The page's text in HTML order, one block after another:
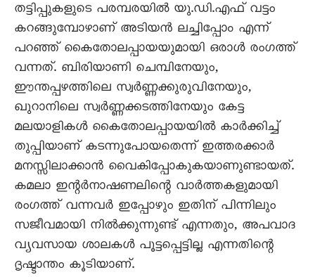
തട്ടിപ്പുകളുടെ പരമ്പരയില്‍ യു.ഡി.എഫ് വട്ടം
കറങ്ങുമ്പോഴാണ് അടിയന്‍ ലച്ചിപ്പോം എന്ന്
പറഞ്ഞ് കൈതോലപ്പായയുമായി ഒരാള്‍ രംഗത്ത്
വന്നത്. ബിരിയാണി ചെമ്പിനേയും,
ഈന്തപ്പഴത്തിലെ സ്വര്‍ണ്ണക്കുരുവിനേയും,
ഖുറാനിലെ സ്വര്‍ണ്ണക്കടത്തിനേയും കേട്ട
മലയാളികൾ കൈതോലപ്പായയില്‍ കാര്‍ക്കിച്ച്
തുപ്പിയാണ് കടന്നുപോയതെന്ന് ഇത്തരക്കാര്‍
മനസ്സിലാക്കാന്‍ വൈകിപ്പോകുകയാണുണ്ടായത്.
കമലാ ഇന്റര്‍നാഷണലിന്റെ വാര്‍ത്തകളുമായി
രംഗത്ത് വന്നവർ ഇപ്പോഴും ഇതിന് പിന്നിലും
സജീവമായി നില്‍ക്കുന്നുണ്ട് എന്നതും, അപവാദ
വ്യവസായ ശാലകള്‍ പൂട്ടപ്പെട്ടില്ല എന്നതിന്റെ
ദൃഷ്ടാന്തം കൂടിയാണ്.